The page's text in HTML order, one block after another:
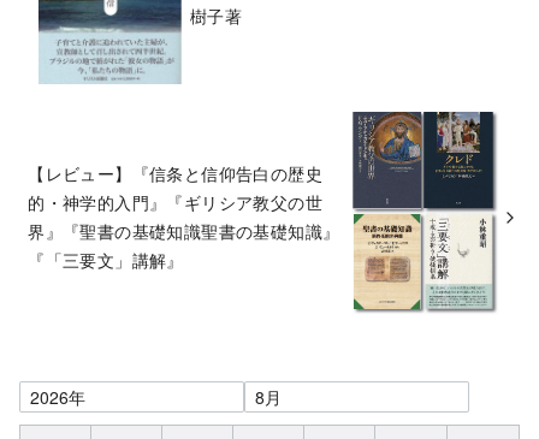
樹子著
【レビュー】『信条と信仰告白の歴史
的・神学的入門』『ギリシア教父の世
界』『聖書の基礎知識聖書の基礎知識』
『「三要文」講解』